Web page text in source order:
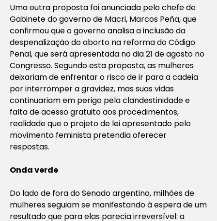
Uma outra proposta foi anunciada pelo chefe de
Gabinete do governo de Macri, Marcos Peña, que
confirmou que o governo analisa a inclusão da
despenalização do aborto na reforma do Código
Penal, que será apresentada no dia 21 de agosto no
Congresso. Segundo esta proposta, as mulheres
deixariam de enfrentar o risco de ir para a cadeia
por interromper a gravidez, mas suas vidas
continuariam em perigo pela clandestinidade e
falta de acesso gratuito aos procedimentos,
realidade que o projeto de lei apresentado pelo
movimento feminista pretendia oferecer
respostas.
Onda verde
Do lado de fora do Senado argentino, milhões de
mulheres seguiam se manifestando à espera de um
resultado que para elas parecia irreversível: a